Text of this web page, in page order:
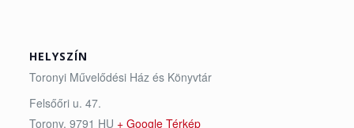
HELYSZÍN
Toronyi Művelődési Ház és Könyvtár
Felsőőri u. 47.
Torony, 9791 HU + Google Térkép